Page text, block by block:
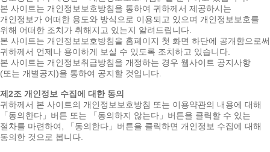
본 사이트는 개인정보보호방침을 통하여 귀하께서 제공하시는
개인정보가 어떠한 용도와 방식으로 이용되고 있으며 개인정보보호를
위해 어떠한 조치가 취해지고 있는지 알려드립니다.
본 사이트는 개인정보보호방침을 홈페이지 첫 화면 하단에 공개함으로써
귀하께서 언제나 용이하게 보실 수 있도록 조치하고 있습니다.
본 사이트는 개인정보취급방침을 개정하는 경우 웹사이트 공지사항
(또는 개별공지)을 통하여 공지할 것입니다.
제2조 개인정보 수집에 대한 동의
귀하께서 본 사이트의 개인정보보호방침 또는 이용약관의 내용에 대해
「동의한다」버튼 또는 「동의하지 않는다」버튼을 클릭할 수 있는
절차를 마련하여, 「동의한다」버튼을 클릭하면 개인정보 수집에 대해
동의한 것으로 봅니다.